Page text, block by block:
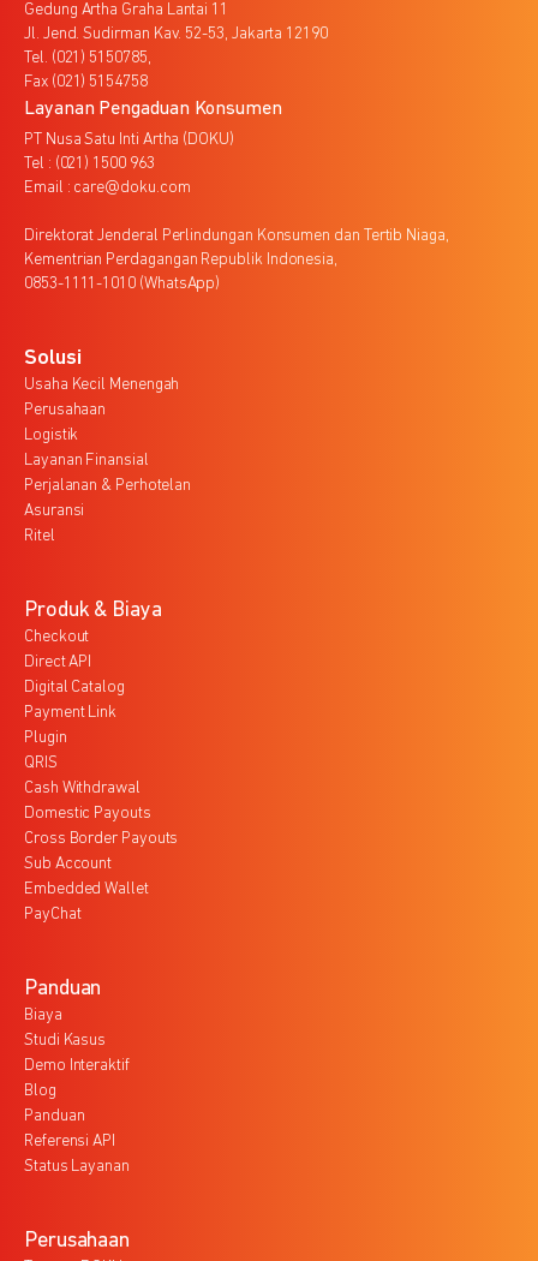
Gedung Artha Graha Lantai 11
Jl. Jend. Sudirman Kav. 52-53, Jakarta 12190
Tel. (021) 5150785,
Fax (021) 5154758
Layanan Pengaduan Konsumen
PT Nusa Satu Inti Artha (DOKU)
Tel : (021) 1500 963
Email : care@doku.com
Direktorat Jenderal Perlindungan Konsumen dan Tertib Niaga,
Kementrian Perdagangan Republik Indonesia,
0853-1111-1010 (WhatsApp)
Solusi
Usaha Kecil Menengah
Perusahaan
Logistik
Layanan Finansial
Perjalanan & Perhotelan
Asuransi
Ritel
Produk & Biaya
Checkout
Direct API
Digital Catalog
Payment Link
Plugin
QRIS
Cash Withdrawal
Domestic Payouts
Cross Border Payouts
Sub Account
Embedded Wallet
PayChat
Panduan
Biaya
Studi Kasus
Demo Interaktif
Blog
Panduan
Referensi API
Status Layanan
Perusahaan